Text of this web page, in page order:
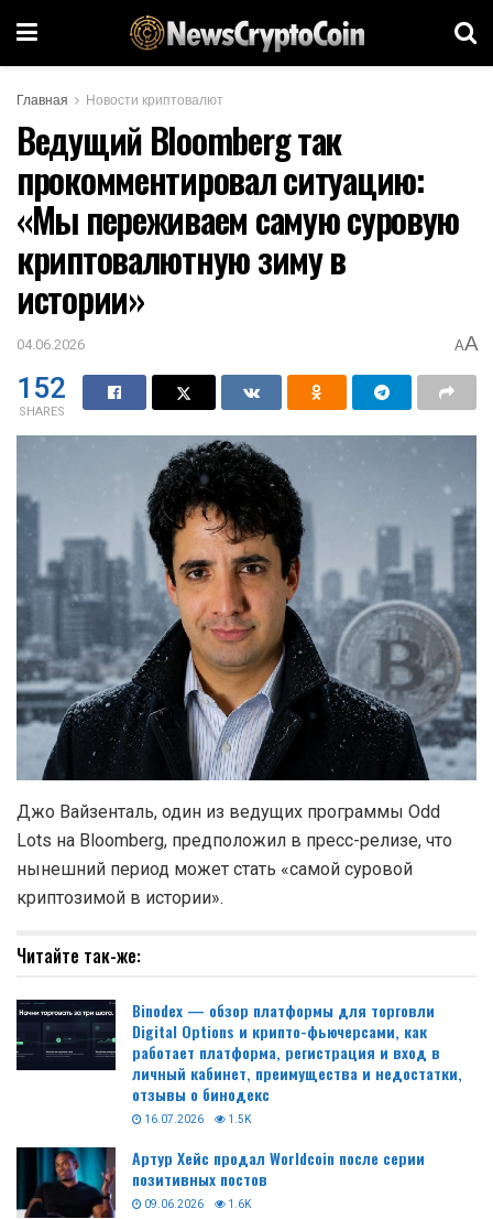
Главная Новости криптовалют
Ведущий Bloomberg так
прокомментировал ситуацию:
«Мы переживаем самую суровую
криптовалютную зиму в
истории»
04.06.2026 AA
152
SHARES
Джо Вайзенталь, один из ведущих программы Odd
Lots на Bloomberg, предположил в пресс-релизе, что
нынешний период может стать «самой суровой
криптозимой в истории».
Читайте так-же:
Binodex — обзор платформы для торговли
Digital Options и крипто-фьючерсами, как
работает платформа, регистрация и вход в
личный кабинет, преимущества и недостатки,
отзывы о бинодекс
16.07.2026 1.5K
Артур Хейс продал Worldcoin после серии
позитивных постов
09.06.2026 1.6K